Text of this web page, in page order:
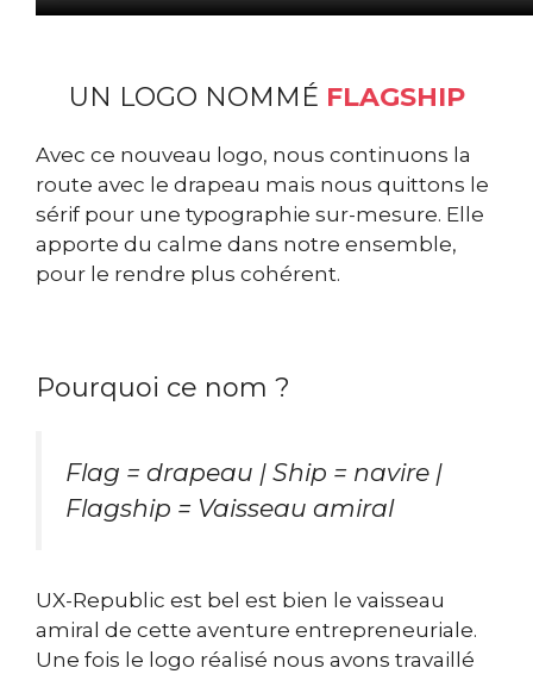
UN LOGO NOMMÉ FLAGSHIP
Avec ce nouveau logo, nous continuons la
route avec le drapeau mais nous quittons le
sérif pour une typographie sur-mesure. Elle
apporte du calme dans notre ensemble,
pour le rendre plus cohérent.
Pourquoi ce nom ?
Flag = drapeau | Ship = navire |
Flagship = Vaisseau amiral
UX-Republic est bel est bien le vaisseau
amiral de cette aventure entrepreneuriale.
Une fois le logo réalisé nous avons travaillé